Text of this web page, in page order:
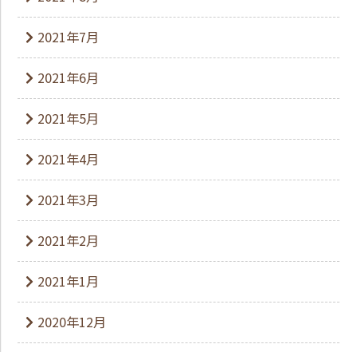
2021年7月
2021年6月
2021年5月
2021年4月
2021年3月
2021年2月
2021年1月
2020年12月